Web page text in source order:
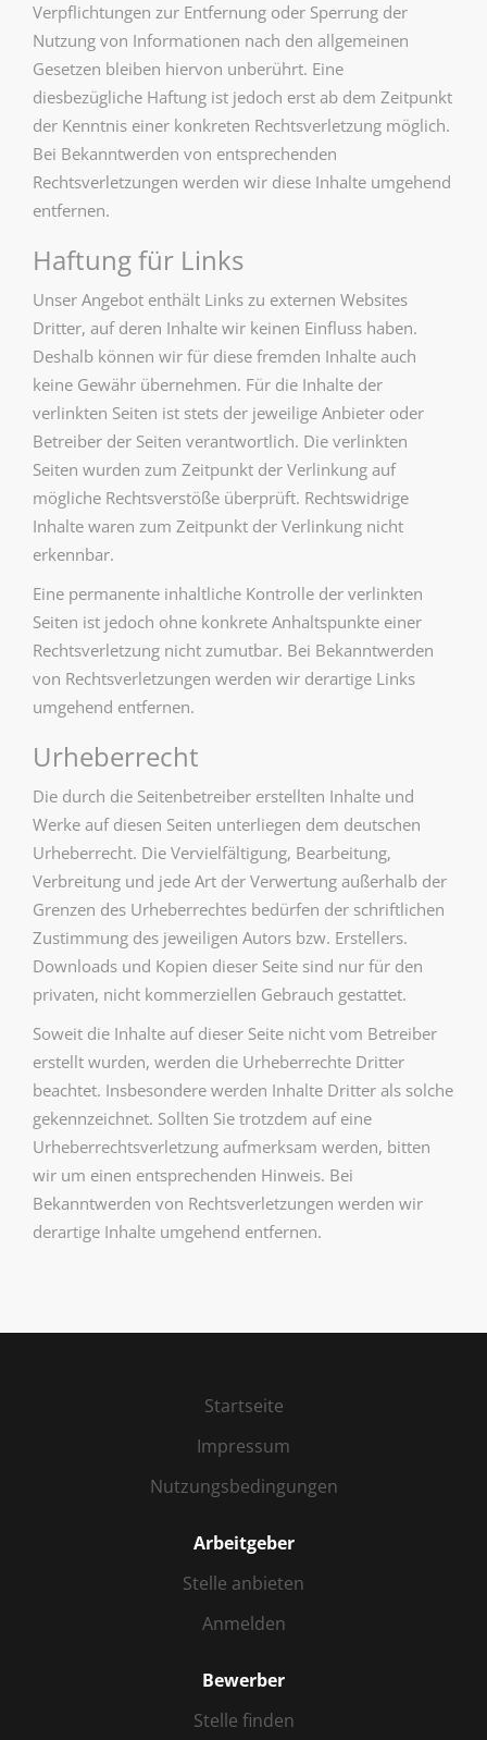
Verpflichtungen zur Entfernung oder Sperrung der
Nutzung von Informationen nach den allgemeinen
Gesetzen bleiben hiervon unberührt. Eine
diesbezügliche Haftung ist jedoch erst ab dem Zeitpunkt
der Kenntnis einer konkreten Rechtsverletzung möglich.
Bei Bekanntwerden von entsprechenden
Rechtsverletzungen werden wir diese Inhalte umgehend
entfernen.
Haftung für Links
Unser Angebot enthält Links zu externen Websites
Dritter, auf deren Inhalte wir keinen Einfluss haben.
Deshalb können wir für diese fremden Inhalte auch
keine Gewähr übernehmen. Für die Inhalte der
verlinkten Seiten ist stets der jeweilige Anbieter oder
Betreiber der Seiten verantwortlich. Die verlinkten
Seiten wurden zum Zeitpunkt der Verlinkung auf
mögliche Rechtsverstöße überprüft. Rechtswidrige
Inhalte waren zum Zeitpunkt der Verlinkung nicht
erkennbar.
Eine permanente inhaltliche Kontrolle der verlinkten
Seiten ist jedoch ohne konkrete Anhaltspunkte einer
Rechtsverletzung nicht zumutbar. Bei Bekanntwerden
von Rechtsverletzungen werden wir derartige Links
umgehend entfernen.
Urheberrecht
Die durch die Seitenbetreiber erstellten Inhalte und
Werke auf diesen Seiten unterliegen dem deutschen
Urheberrecht. Die Vervielfältigung, Bearbeitung,
Verbreitung und jede Art der Verwertung außerhalb der
Grenzen des Urheberrechtes bedürfen der schriftlichen
Zustimmung des jeweiligen Autors bzw. Erstellers.
Downloads und Kopien dieser Seite sind nur für den
privaten, nicht kommerziellen Gebrauch gestattet.
Soweit die Inhalte auf dieser Seite nicht vom Betreiber
erstellt wurden, werden die Urheberrechte Dritter
beachtet. Insbesondere werden Inhalte Dritter als solche
gekennzeichnet. Sollten Sie trotzdem auf eine
Urheberrechtsverletzung aufmerksam werden, bitten
wir um einen entsprechenden Hinweis. Bei
Bekanntwerden von Rechtsverletzungen werden wir
derartige Inhalte umgehend entfernen.
Startseite
Impressum
Nutzungsbedingungen
Arbeitgeber
Stelle anbieten
Anmelden
Bewerber
Stelle finden